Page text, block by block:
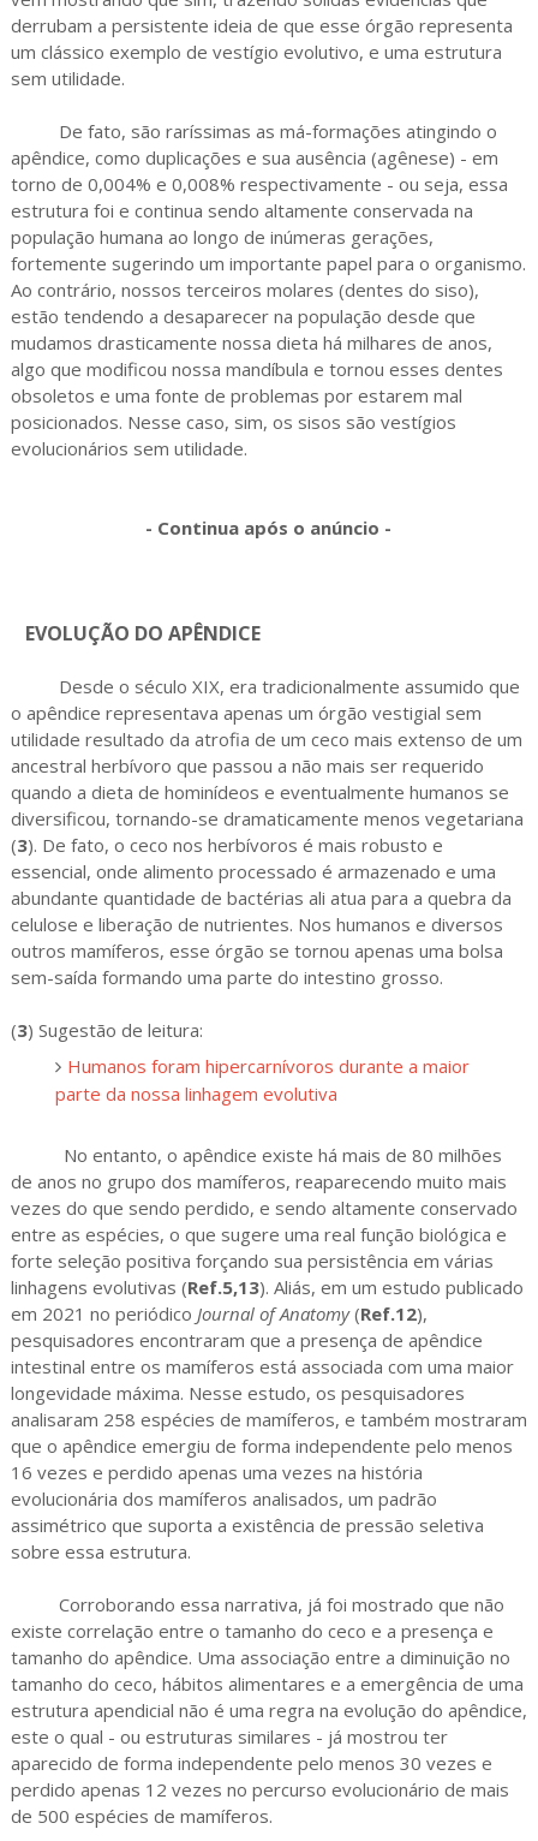
derrubam a persistente ideia de que esse órgão representa
um clássico exemplo de vestígio evolutivo, e uma estrutura
sem utilidade.
De fato, são raríssimas as má-formações atingindo o
apêndice, como duplicações e sua ausência (agênese) - em
torno de 0,004% e 0,008% respectivamente - ou seja, essa
estrutura foi e continua sendo altamente conservada na
população humana ao longo de inúmeras gerações,
fortemente sugerindo um importante papel para o organismo.
Ao contrário, nossos terceiros molares (dentes do siso),
estão tendendo a desaparecer na população desde que
mudamos drasticamente nossa dieta há milhares de anos,
algo que modificou nossa mandíbula e tornou esses dentes
obsoletos e uma fonte de problemas por estarem mal
posicionados. Nesse caso, sim, os sisos são vestígios
evolucionários sem utilidade.
- Continua após o anúncio -
EVOLUÇÃO DO APÊNDICE
Desde o século XIX, era tradicionalmente assumido que
o apêndice representava apenas um órgão vestigial sem
utilidade resultado da atrofia de um ceco mais extenso de um
ancestral herbívoro que passou a não mais ser requerido
quando a dieta de hominídeos e eventualmente humanos se
diversificou, tornando-se dramaticamente menos vegetariana
(3). De fato, o ceco nos herbívoros é mais robusto e
essencial, onde alimento processado é armazenado e uma
abundante quantidade de bactérias ali atua para a quebra da
celulose e liberação de nutrientes. Nos humanos e diversos
outros mamíferos, esse órgão se tornou apenas uma bolsa
sem-saída formando uma parte do intestino grosso.
(3) Sugestão de leitura:
Humanos foram hipercarnívoros durante a maior
parte da nossa linhagem evolutiva
No entanto, o apêndice existe há mais de 80 milhões
de anos no grupo dos mamíferos, reaparecendo muito mais
vezes do que sendo perdido, e sendo altamente conservado
entre as espécies, o que sugere uma real função biológica e
forte seleção positiva forçando sua persistência em várias
linhagens evolutivas (Ref.5,13). Aliás, em um estudo publicado
em 2021 no periódico Journal of Anatomy(Ref.12),
pesquisadores encontraram que a presença de apêndice
intestinal entre os mamíferos está associada com uma maior
longevidade máxima. Nesse estudo, os pesquisadores
analisaram 258 espécies de mamíferos, e também mostraram
que o apêndice emergiu de forma independente pelo menos
16 vezes e perdido apenas uma vezes na história
evolucionária dos mamíferos analisados, um padrão
assimétrico que suporta a existência de pressão seletiva
sobre essa estrutura.
Corroborando essa narrativa, já foi mostrado que não
existe correlação entre o tamanho do ceco e a presença e
tamanho do apêndice. Uma associação entre a diminuição no
tamanho do ceco, hábitos alimentares e a emergência de uma
estrutura apendicial não é uma regra na evolução do apêndice,
este o qual - ou estruturas similares - já mostrou ter
aparecido de forma independente pelo menos 30 vezes e
perdido apenas 12 vezes no percurso evolucionário de mais
de 500 espécies de mamíferos.